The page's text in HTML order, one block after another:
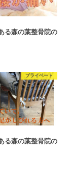
る森の葉整骨院の
プライベート
る森の葉整骨院の